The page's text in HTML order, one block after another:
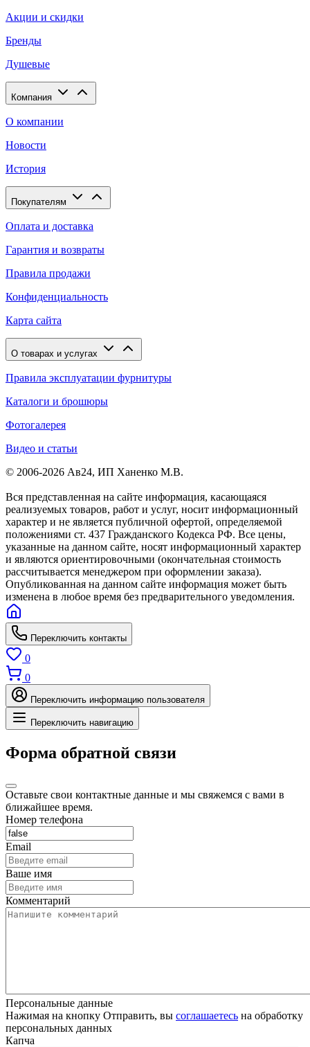
Акции и скидки
Бренды
Душевые
Компания
О компании
Новости
История
Покупателям
Оплата и доставка
Гарантия и возвраты
Правила продажи
Конфиденциальность
Карта сайта
О товарах и услугах
Правила эксплуатации фурнитуры
Каталоги и брошюры
Фотогалерея
Видео и статьи
© 2006-2026 Ав24, ИП Ханенко М.В.
Вся представленная на сайте информация, касающаяся
реализуемых товаров, работ и услуг, носит информационный
характер и не является публичной офертой, определяемой
положениями ст. 437 Гражданского Кодекса РФ. Все цены,
указанные на данном сайте, носят информационный характер
и являются ориентировочными (окончательная стоимость
рассчитывается менеджером при оформлении заказа).
Опубликованная на данном сайте информация может быть
изменена в любое время без предварительного уведомления.
Переключить контакты
0
0
Переключить информацию пользователя
Переключить навигацию
Форма обратной связи
Оставьте свои контактные данные и мы свяжемся с вами в
ближайшее время.
Номер телефона
Email
Ваше имя
Комментарий
Персональные данные
Нажимая на кнопку Отправить, вы соглашаетесь на обработку
персональных данных
Капча